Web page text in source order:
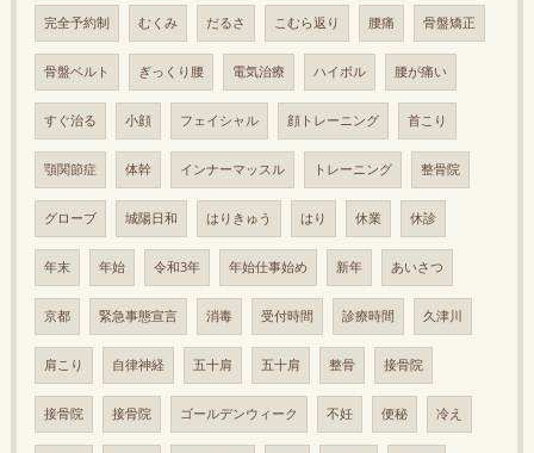
完全予約制 むくみ だるさ こむら返り 腰痛 骨盤矯正
骨盤ベルト ぎっくり腰 電気治療 ハイボル 腰が痛い
すぐ治る 小顔 フェイシャル 顔トレーニング 首こり
顎関節症 体幹 インナーマッスル トレーニング 整骨院
グローブ 城陽日和 はりきゅう はり 休業 休診
年末 年始 令和3年 年始仕事始め 新年 あいさつ
京都 緊急事態宣言 消毒 受付時間 診療時間 久津川
肩こり 自律神経 五十肩 五十肩 整骨 接骨院
接骨院 接骨院 ゴールデンウィーク 不妊 便秘 冷え